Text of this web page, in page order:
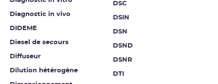
Diagnostic in vivo
DIDEME
Diesel de secours
Diffuseur
Dilution hétérogène
DSC
DSIN
DSN
DSND
DSNR
DTI